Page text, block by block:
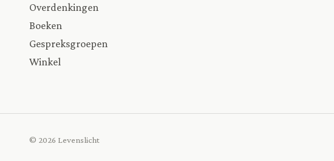
Overdenkingen
Boeken
Gespreksgroepen
Winkel
© 2026 Levenslicht